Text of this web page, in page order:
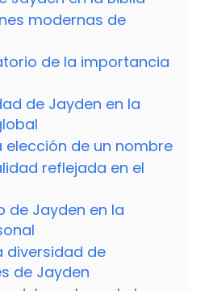
modernas de
de la importancia
de Jayden en la
elección de un nombre
reflejada en el
de Jayden en la
diversidad de
de Jayden